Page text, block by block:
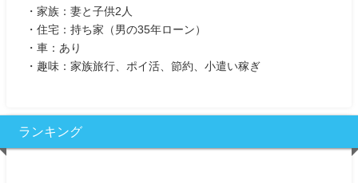
・家族：妻と子供2人
・住宅：持ち家（男の35年ローン）
・車：あり
・趣味：家族旅行、ポイ活、節約、小遣い稼ぎ
ランキング